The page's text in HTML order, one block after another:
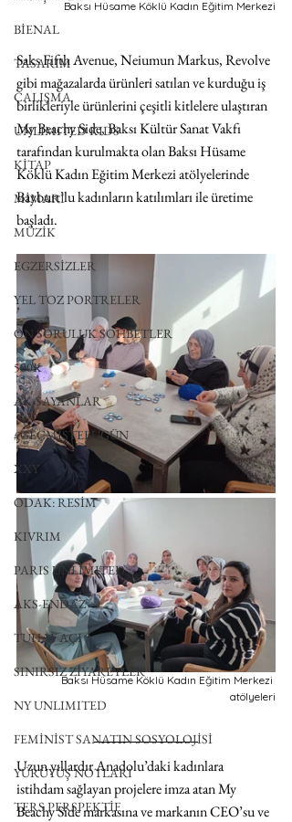
BİENAL
TASARIM
ÇALIŞMA
UNLIMITED KIDS
KİTAP
MİMARİ
MÜZİK
EGZERSİZLER
YEL TOZ PORTRELER
ON SORULUK SOHBETLER
500K
AK-SAYANLAR
#GEÇMİŞTEBUGÜN
XXY
ODAK: RESİM
KIVRIM
PARIS UNLIMITED
AKS-ENDAZ
TUHAF AÇI
SINIRSIZ ZİYARETLER
NY UNLIMITED
FEMİNİST SANATIN SOSYOLOJİSİ
YÜRÜYÜŞ NOTLARI
TERS PERSPEKTİF
Baksı Hüsame Köklü Kadın Eğitim Merkezi
Saks Fifth Avenue, Neiumun Markus, Revolve
gibi mağazalarda ürünleri satılan ve kurduğu iş
birlikleriyle ürünlerini çeşitli kitlelere ulaştıran
My Beachy Side, Baksı Kültür Sanat Vakfı
tarafından kurulmakta olan Baksı Hüsame
Köklü Kadın Eğitim Merkezi atölyelerinde
Bayburt’lu kadınların katılımları ile üretime
başladı.
Baksı Hüsame Köklü Kadın Eğitim Merkezi
atölyeleri
Uzun yıllardır Anadolu’daki kadınlara
istihdam sağlayan projelere imza atan My
Beachy Side markasına ve markanın CEO’su ve